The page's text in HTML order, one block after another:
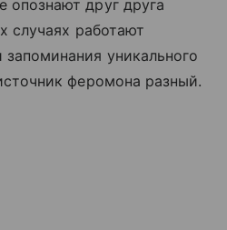
опознают друг друга
случаях работают
уникального
феромона разный.